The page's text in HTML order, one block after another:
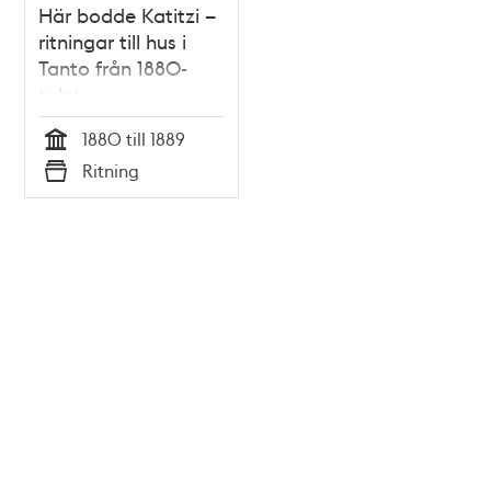
Här bodde Katitzi –
ritningar till hus i
Tanto från 1880-
talet
Tid
1880 till 1889
Typ
Ritning